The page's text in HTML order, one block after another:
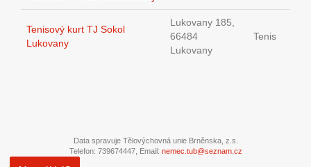
Tenisový kurt TJ Sokol
Lukovany
Lukovany 185,
66484
Lukovany
Tenis
Data spravuje Tělovýchovná unie Brněnska, z.s.
Telefon: 739674447, Email: nemec.tub@seznam.cz